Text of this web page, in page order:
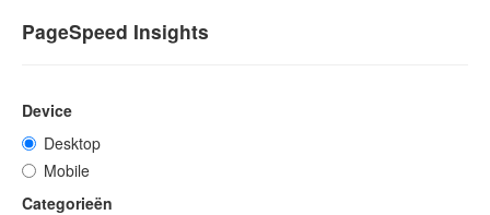
PageSpeed Insights
Device
Desktop
Mobile
Categorieën